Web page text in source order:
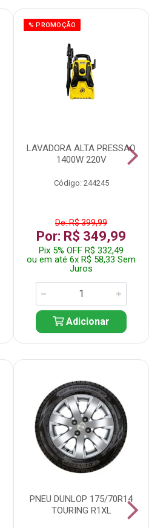
% PROMOÇÃO
LAVADORA ALTA PRESSAO
1400W 220V
Código: 244245
De: R$ 399,99
Por: R$ 349,99
Pix 5% OFF R$ 332,49
ou em até 6x R$ 58,33 Sem
Juros
Adicionar
PNEU DUNLOP 175/70R14
TOURING R1XL